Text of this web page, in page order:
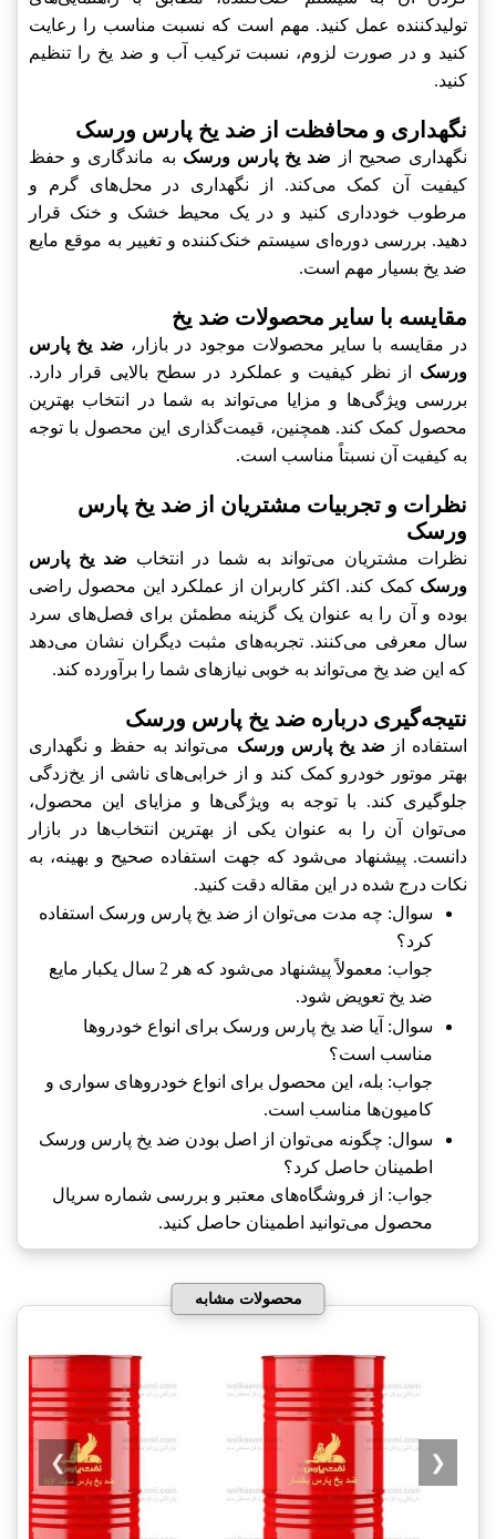
تولیدکننده عمل کنید. مهم است که نسبت مناسب را رعایت
کنید و در صورت لزوم، نسبت ترکیب آب و ضد یخ را تنظیم
کنید.
نگهداری و محافظت از ضد یخ پارس ورسک
نگهداری صحیح از ضد یخ پارس ورسک به ماندگاری و حفظ
کیفیت آن کمک می‌کند. از نگهداری در محل‌های گرم و
مرطوب خودداری کنید و در یک محیط خشک و خنک قرار
دهید. بررسی دوره‌ای سیستم خنک‌کننده و تغییر به موقع مایع
ضد یخ بسیار مهم است.
مقایسه با سایر محصولات ضد یخ
در مقایسه با سایر محصولات موجود در بازار، ضد یخ پارس
ورسک از نظر کیفیت و عملکرد در سطح بالایی قرار دارد.
بررسی ویژگی‌ها و مزایا می‌تواند به شما در انتخاب بهترین
محصول کمک کند. همچنین، قیمت‌گذاری این محصول با توجه
به کیفیت آن نسبتاً مناسب است.
نظرات و تجربیات مشتریان از ضد یخ پارس
ورسک
نظرات مشتریان می‌تواند به شما در انتخاب ضد یخ پارس
ورسک کمک کند. اکثر کاربران از عملکرد این محصول راضی
بوده و آن را به عنوان یک گزینه مطمئن برای فصل‌های سرد
سال معرفی می‌کنند. تجربه‌های مثبت دیگران نشان می‌دهد
که این ضد یخ می‌تواند به خوبی نیازهای شما را برآورده کند.
نتیجه‌گیری درباره ضد یخ پارس ورسک
استفاده از ضد یخ پارس ورسک می‌تواند به حفظ و نگهداری
بهتر موتور خودرو کمک کند و از خرابی‌های ناشی از یخ‌زدگی
جلوگیری کند. با توجه به ویژگی‌ها و مزایای این محصول،
می‌توان آن را به عنوان یکی از بهترین انتخاب‌ها در بازار
دانست. پیشنهاد می‌شود که جهت استفاده صحیح و بهینه، به
نکات درج شده در این مقاله دقت کنید.
سوال: چه مدت می‌توان از ضد یخ پارس ورسک استفاده
کرد؟
جواب: معمولاً پیشنهاد می‌شود که هر 2 سال یکبار مایع
ضد یخ تعویض شود.
سوال: آیا ضد یخ پارس ورسک برای انواع خودروها
مناسب است؟
جواب: بله، این محصول برای انواع خودروهای سواری و
کامیون‌ها مناسب است.
سوال: چگونه می‌توان از اصل بودن ضد یخ پارس ورسک
اطمینان حاصل کرد؟
جواب: از فروشگاه‌های معتبر و بررسی شماره سریال
محصول می‌توانید اطمینان حاصل کنید.
محصولات مشابه
❮
❯